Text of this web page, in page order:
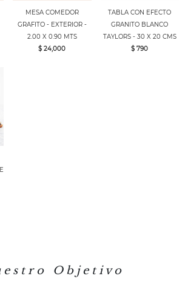
MESA COMEDOR
GRAFITO - EXTERIOR -
2.00 X 0.90 MTS
$ 24,000
TABLA CON EFECTO
GRANITO BLANCO
TAYLORS - 30 X 20 CMS
$ 790
e s t r o O b j e t i v o